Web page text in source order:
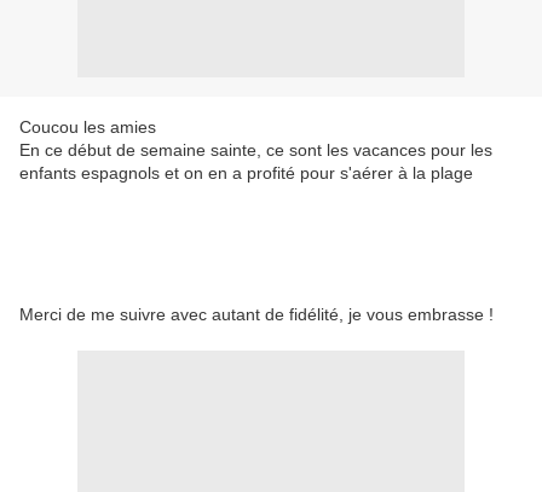
Coucou les amies
En ce début de semaine sainte, ce sont les vacances pour les
enfants espagnols et on en a profité pour s'aérer à la plage
Merci de me suivre avec autant de fidélité, je vous embrasse !